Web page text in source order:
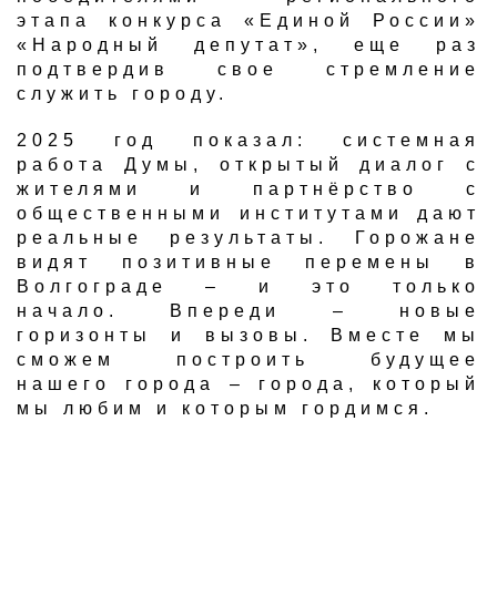
этапа конкурса «Единой России»
«Народный депутат», еще раз
подтвердив свое стремление
служить городу.
​2025 год показал: системная
работа Думы, открытый диалог с
жителями и партнёрство с
общественными институтами дают
реальные результаты. Горожане
видят позитивные перемены в
Волгограде – и это только
начало. Впереди – новые
горизонты и вызовы. Вместе мы
сможем построить будущее
нашего города – города, который
мы любим и которым гордимся.​